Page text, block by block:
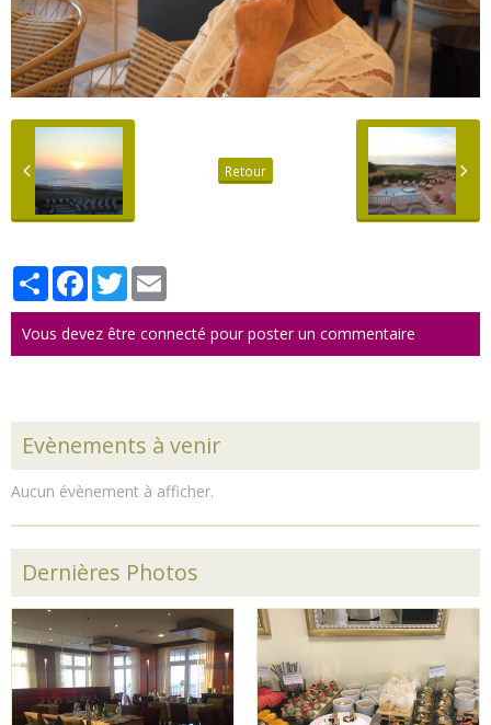
Retour
PartagerFacebook
Twitter
Vous devez être connecté pour poster un commentaire
Evènements à venir
Aucun évènement à afficher.
Dernières Photos